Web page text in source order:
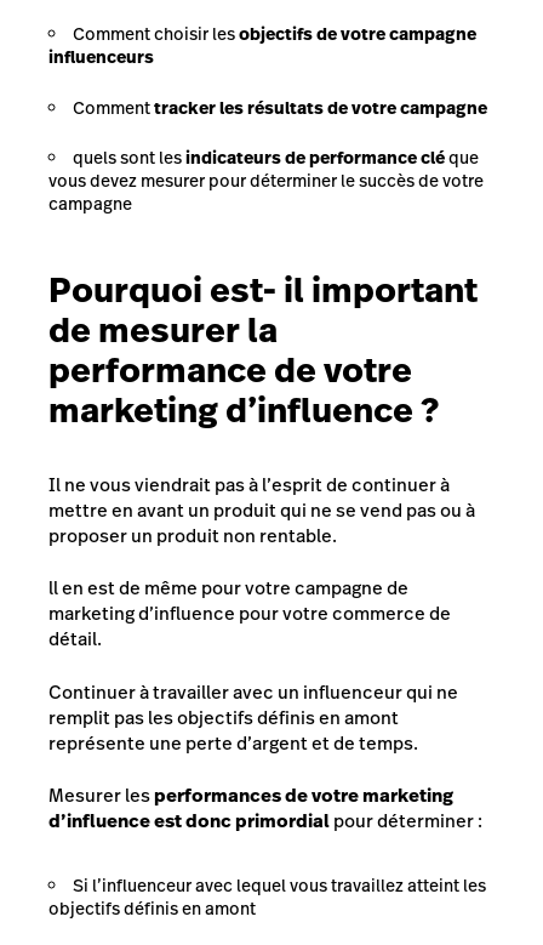
Comment choisir lesobjectifs de votre campagne
influenceurs
Commenttracker les résultats de votre campagne
quels sont lesindicateurs de performance cléque
vous devez mesurer pour déterminer le succès de votre
campagne
Pourquoi est- il important
de mesurer la
performance de votre
marketing d’influence ?
Il ne vous viendrait pas à l’esprit de continuer à
mettre en avant un produit qui ne se vend pas ou à
proposer un produit non rentable.
ll en est de même pour votre campagne de
marketing d’influence pour votre commerce de
détail.
Continuer à travailler avec un influenceur qui ne
remplit pas les objectifs définis en amont
représente une perte d’argent et de temps.
Mesurer lesperformances de votre marketing
d’influence est donc primordialpour déterminer :
Si l’influenceur avec lequel vous travaillez atteint les
objectifs définis en amont